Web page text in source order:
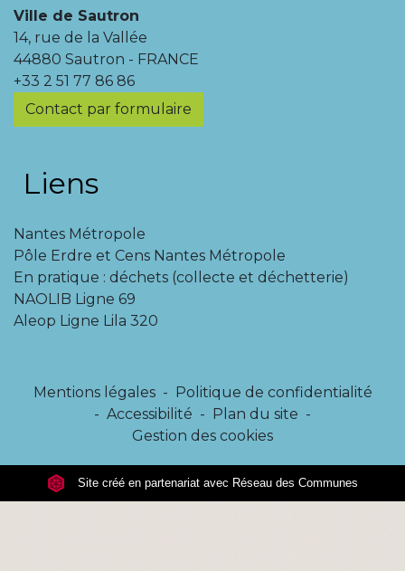
Ville de Sautron
14, rue de la Vallée
44880 Sautron - FRANCE
+33 2 51 77 86 86
Contact par formulaire
Liens
Nantes Métropole
Pôle Erdre et Cens Nantes Métropole
En pratique : déchets (collecte et déchetterie)
NAOLIB Ligne 69
Aleop Ligne Lila 320
Mentions légales -
Politique de confidentialité
- Accessibilité - Plan du site -
Gestion des cookies
Site créé en partenariat avec Réseau des Communes